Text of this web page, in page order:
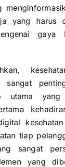
yang harus
gaya
sangat
utama
tiap
sangat
yang